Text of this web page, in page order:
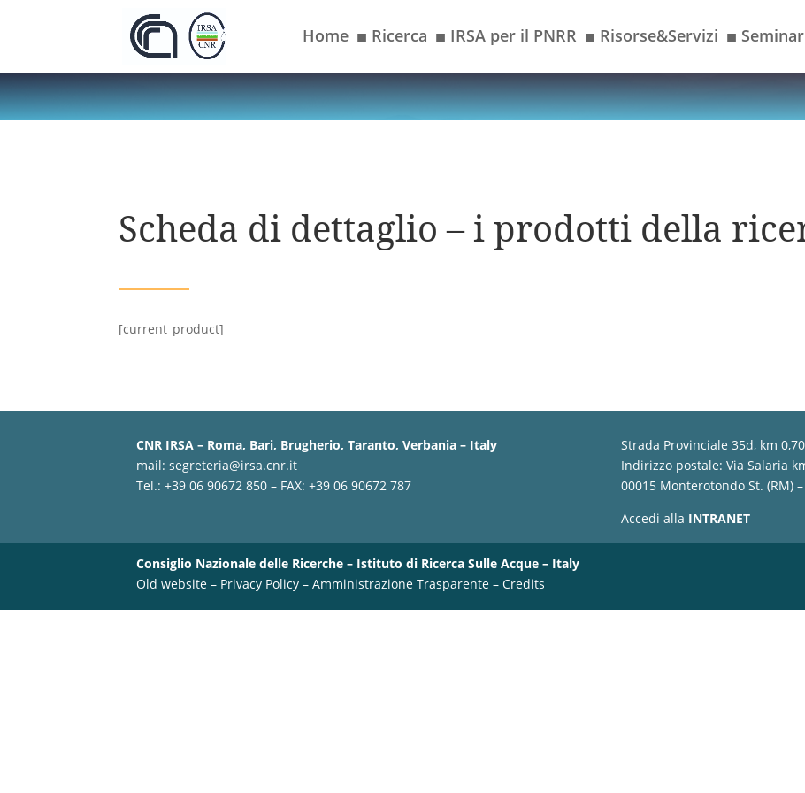
Home ■ Ricerca ■ IRSA per il PNRR ■ Risorse&Servizi ■
Scheda di dettaglio – i prodotti della
[current_product]
CNR IRSA – Roma, Bari, Brugherio, Taranto, Verbania – Italy
mail:segreteria@irsa.cnr.it
Tel.: +39 06 90672 850 – FAX: +39 06 90672 787
Strada Provinciale 35d, km
Indirizzo postale: Via Salaria
00015 Monterotondo St. (RM)
Accedi alla INTRANET
Consiglio Nazionale delle Ricerche – Istituto di Ricerca Sulle Acque – Italy
Old website – Privacy Policy –Amministrazione Trasparente –Credits